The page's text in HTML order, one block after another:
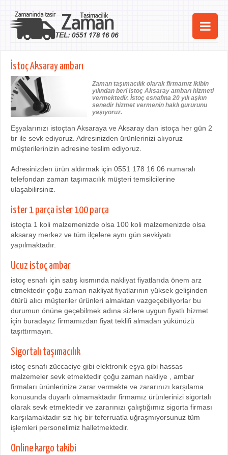
Ana Sayfa
Hizmetlerimiz
iletişim
İstoç Aksaray ambarı
Zaman taşımacılık olarak firmamız ikibin
yılından beri istoç Aksaray ambarı hizmeti
vermektedir. İstoç esnafına 20 yılı aşkın
senedir hizmet vermenin haklı gururunu
yaşıyoruz.
Eşyalarınızı istoçtan Aksaraya ve Aksaray dan istoça her gün 2
tır ile sevk ediyoruz. Adresinizden ürünlerinizi alıyoruz
müşterilerinizin adresine teslim ediyoruz.
Adresinizden ürün aldırmak için 0551 178 16 06 numaralı
telefondan zaman taşımacılık müşteri temsilcilerine
ulaşabilirsiniz.
ister 1 parça ister 100 parça
istoçta 1 koli malzemenizde olsa 100 koli malzemenizde olsa
aksaray merkez ve tüm ilçelere aynı gün sevkiyatı
yapılmaktadır.
Ucuz istoç ambar
istoç esnafı için satış kısmında nakliyat fiyatlarıda önem arz
etmektedir çoğu zaman nakliyat fiyatlarının yüksek gelişinden
ötürü alıcı müşteriler ürünleri almaktan vazgeçebiliyorlar bu
durumun önüne geçebilmek adına sizlere uygun fiyatlı hizmet
için buradayız firmamızdan fiyat teklifi almadan yükünüzü
taşıttırmayın.
Sigortalı taşımacılık
istoç esnafı züccaciye gibi elektronik eşya gibi hassas
malzemeler sevk etmektedir çoğu zaman nakliye , ambar
firmaları ürünlerinize zarar vermekte ve zararınızı karşılama
konusunda duyarlı olmamaktadır firmamız ürünlerinizi sigortalı
olarak sevk etmektedir ve zararınızı çalıştığımız sigorta firması
karşılamaktadır siz hiç bir teferruatla uğraşmıyorsunuz tüm
işlemleri personelimiz halletmektedir.
Online kargo takibi